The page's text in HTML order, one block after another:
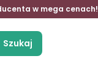
w mega cenach!
Szukaj